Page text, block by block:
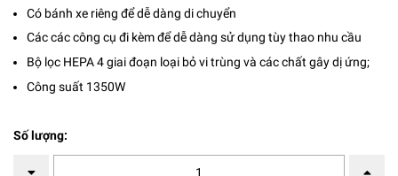
Có bánh xe riêng để dễ dàng di chuyển
Các các công cụ đi kèm để dễ dàng sử dụng tùy thao nhu cầu
Bộ lọc HEPA 4 giai đoạn loại bỏ vi trùng và các chất gây dị ứng;
Công suất 1350W
Số lượng: